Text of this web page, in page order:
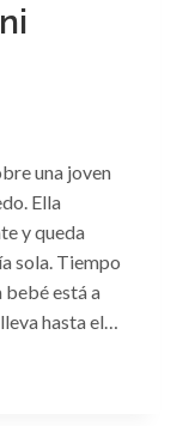
una joven
Ella
y queda
sola. Tiempo
bebé está a
hasta el…